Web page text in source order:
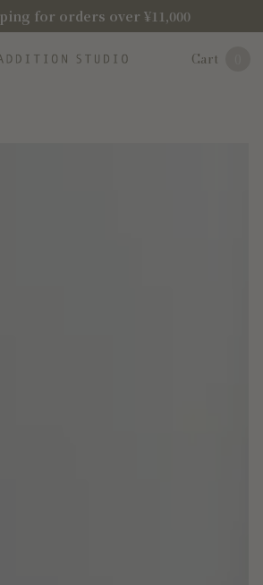
for orders over ¥11,000
Cart